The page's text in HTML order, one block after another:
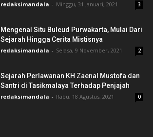
redaksimandala - Minggu, 31 Januari, 2021 3
Mengenal Situ Buleud Purwakarta, Mulai Dari
Sejarah Hingga Cerita Mistisnya
redaksimandala - Selasa, 9 November, 2021 2
Sejarah Perlawanan KH Zaenal Mustofa dan
Santri di Tasikmalaya Terhadap Penjajah
redaksimandala - Rabu, 18 Agustus, 2021 0